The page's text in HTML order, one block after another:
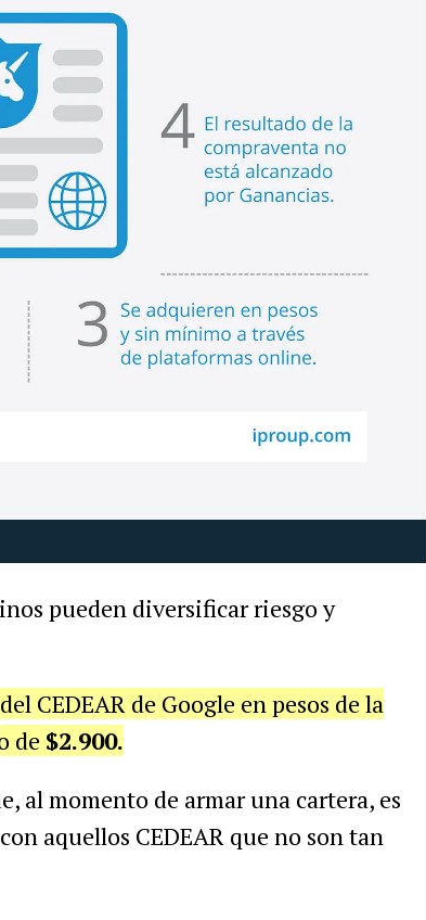
pueden diversificar riesgo y
CEDEAR de Google en pesos de la
de $2.900.
al momento de armar una cartera, es
aquellos CEDEAR que no son tan